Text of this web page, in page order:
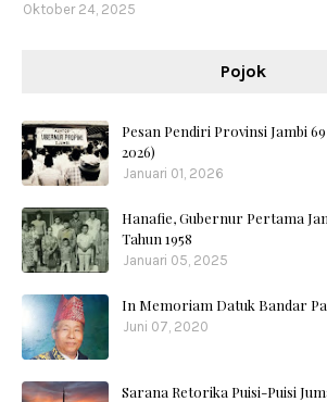
Oktober 24, 2025
Pojok
Pesan Pendiri Provinsi Jambi
2026)
Januari 01, 2026
Hanafie, Gubernur Pertama
Tahun 1958
Januari 05, 2025
In Memoriam Datuk Bandar
Juni 07, 2020
Sarana Retorika Puisi-Puisi